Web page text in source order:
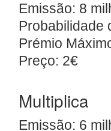
Emissão: 8
Probabilidade
Prémio
Preço: 2€
Multiplica
Emissão: 6